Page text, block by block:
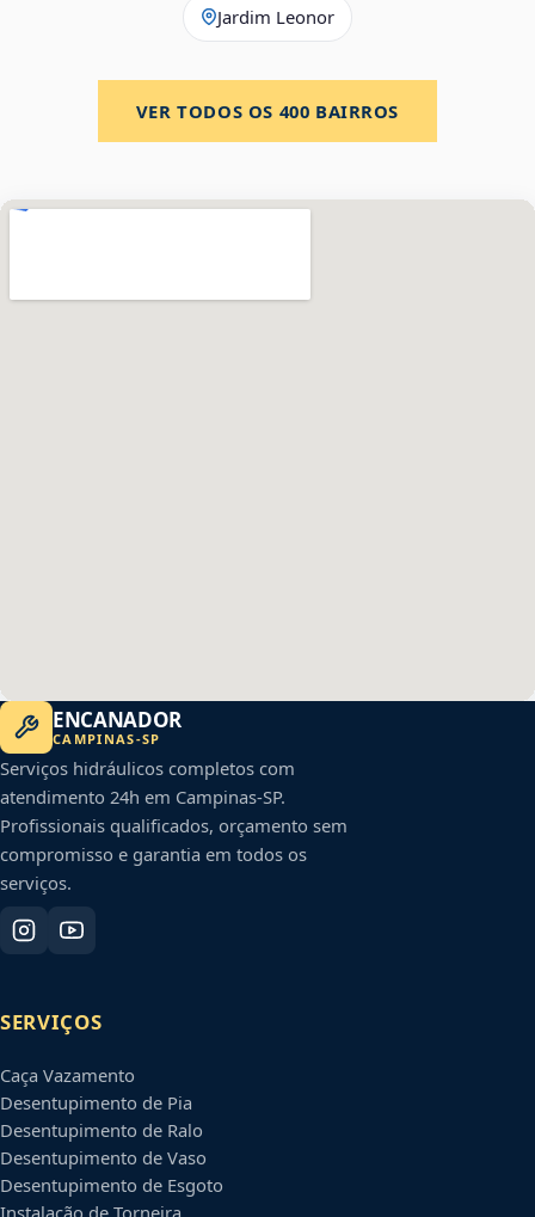
Jardim Leonor
VER TODOS OS 400 BAIRROS
ENCANADOR
CAMPINAS-SP
Serviços hidráulicos completos com
atendimento 24h em Campinas-SP.
Profissionais qualificados, orçamento sem
compromisso e garantia em todos os
serviços.
SERVIÇOS
Caça Vazamento
Desentupimento de Pia
Desentupimento de Ralo
Desentupimento de Vaso
Desentupimento de Esgoto
Instalação de Torneira